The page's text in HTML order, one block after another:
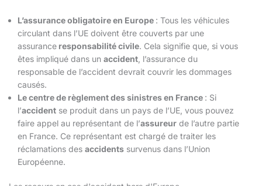
L’assurance obligatoire en Europe : Tous les véhicules
circulant dans l’UE doivent être couverts par une
assurance responsabilité civile. Cela signifie que, si vous
êtes impliqué dans un accident , l’assurance du
responsable de l’accident devrait couvrir les dommages
causés.
Le centre de règlement des sinistres en France : Si
l’accident se produit dans un pays de l’UE, vous pouvez
faire appel au représentant de l’assureur de l’autre partie
en France. Ce représentant est chargé de traiter les
réclamations des accidents survenus dans l’Union
Européenne.